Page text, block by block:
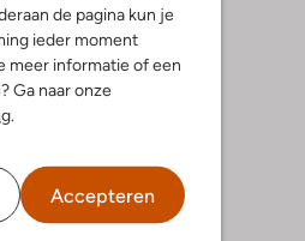
de pagina kun je
ieder moment
meer informatie of een
Ga naar onze
Accepteren